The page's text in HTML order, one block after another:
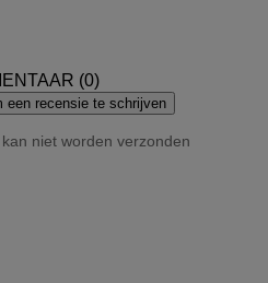
(0)
een recensie te schrijven
niet worden verzonden